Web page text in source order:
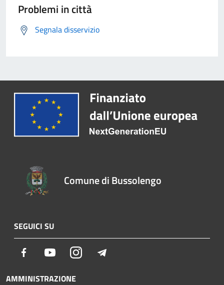
Problemi in città
Segnala disservizio
Comune di Bussolengo
SEGUICI SU
Facebook YoutubeInstagram
AMMINISTRAZIONE